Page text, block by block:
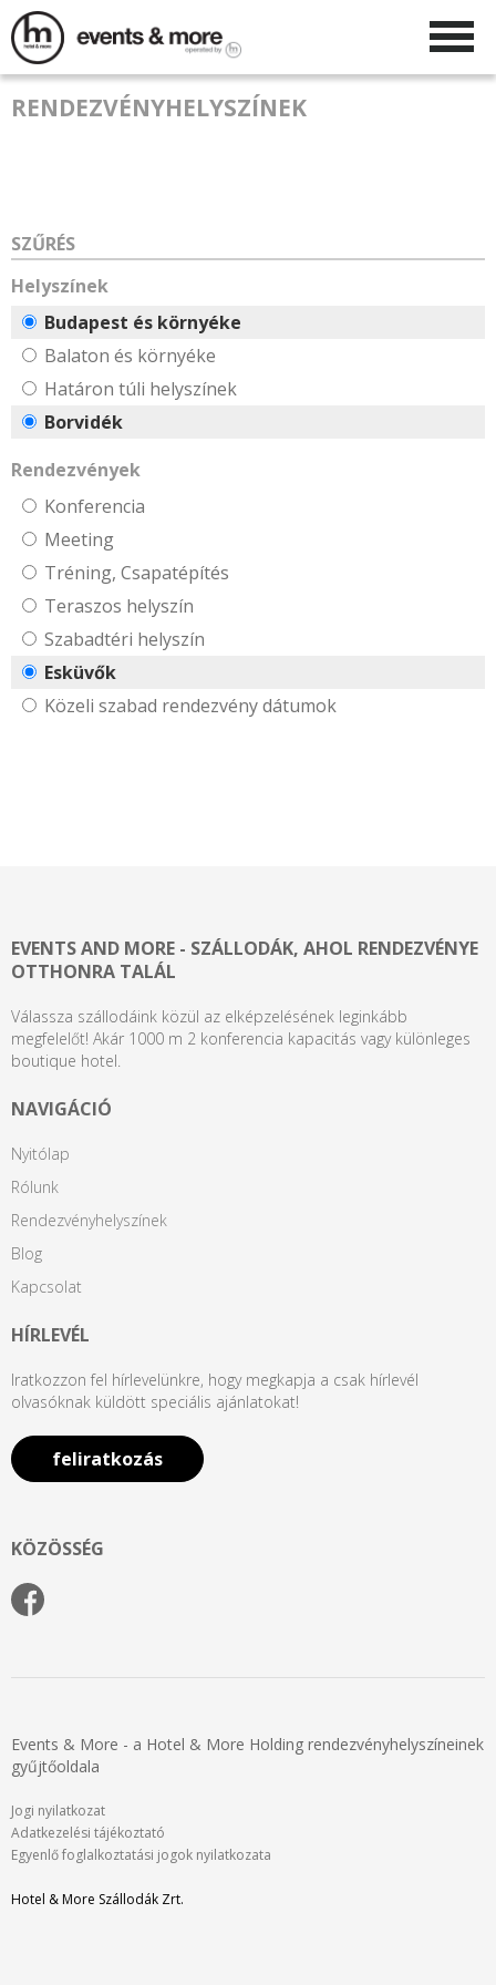
RENDEZVÉNYHELYSZÍNEK
SZŰRÉS
Helyszínek
Budapest és környéke
Balaton és környéke
Határon túli helyszínek
Borvidék
Rendezvények
Konferencia
Meeting
Tréning, Csapatépítés
Teraszos helyszín
Szabadtéri helyszín
Esküvők
Közeli szabad rendezvény dátumok
EVENTS AND MORE - SZÁLLODÁK, AHOL RENDEZVÉNYE
OTTHONRA TALÁL
Válassza szállodáink közül az elképzelésének leginkább
megfelelőt! Akár 1000 m 2 konferencia kapacitás vagy különleges
boutique hotel.
NAVIGÁCIÓ
Nyitólap
Rólunk
Rendezvényhelyszínek
Blog
Kapcsolat
HÍRLEVÉL
Iratkozzon fel hírlevelünkre, hogy megkapja a csak hírlevél
olvasóknak küldött speciális ajánlatokat!
feliratkozás
KÖZÖSSÉG
Events & More - a Hotel & More Holding rendezvényhelyszíneinek
gyűjtőoldala
Jogi nyilatkozat
Adatkezelési tájékoztató
Egyenlő foglalkoztatási jogok nyilatkozata
Hotel & More Szállodák Zrt.